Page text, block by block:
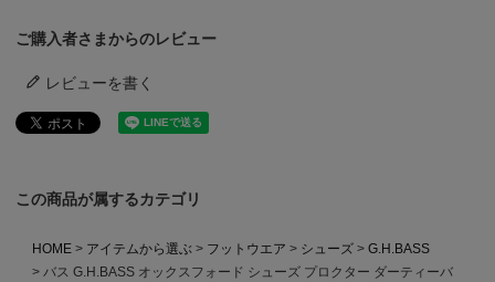
ご購入者さまからのレビュー
レビューを書く
この商品が属するカテゴリ
HOME アイテムから選ぶ フットウエア シューズ
G.H.BASS
バス G.H.BASS オックスフォード シューズ プロクター ダーティーバ